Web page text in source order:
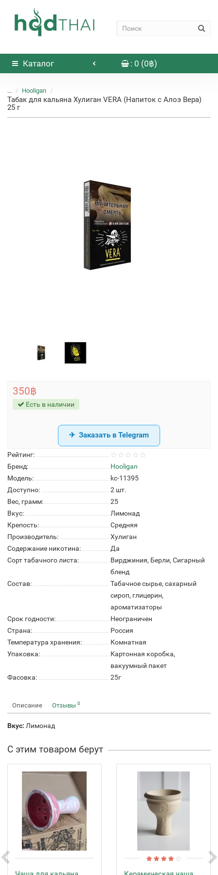
Каталог : 0 (0฿)
... Hooligan
Табак для кальяна Хулиган VERA (Напиток с Алоэ Вера)
25 г
Рейтинг:
Бренд:
Hooligan
Модель:
kc-11395
Доступно:
2 шт.
Вес, грамм:
25
Вкус:
Лимонад
Крепость:
Средняя
Производитель:
Хулиган
Содержание никотина:
Да
Сорт табачного листа:
Вирджиния, Берли, Сигарный
бленд
Состав:
Табачное сырье, сахарный
сироп, глицерин,
ароматизаторы
Срок годности:
Неограничен
Страна:
Россия
Температура хранения:
Комнатная
Упаковка:
Картонная коробка,
вакуумный пакет
Фасовка:
25г
350฿
Есть в наличии
Заказать в Telegram
Описание Отзывы 0
Вкус: Лимонад
С этим товаром берут